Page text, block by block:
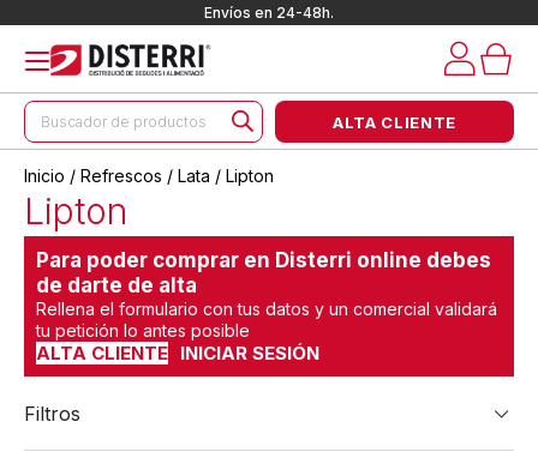
Envíos en 24-48h.
Búsqueda
de
productos
ALTA CLIENTE
Inicio / Refrescos / Lata / Lipton
Lipton
Para poder comprar en Disterri online debes
de darte de alta
Rellena el formulario con tus datos y un comercial validará
tu petición lo antes posible
ALTA CLIENTE INICIAR SESIÓN
Filtros